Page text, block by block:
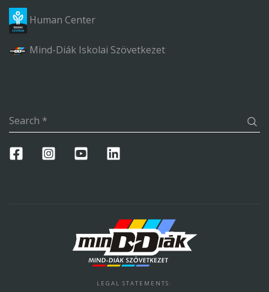
Human Center
Mind-Diák Iskolai Szövetkezet
Search *
LEGAL STATEMENTS :